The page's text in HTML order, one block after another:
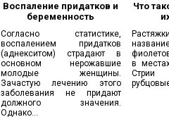
Воспаление придатков и
беременность
Согласно статистике,
воспалением придатков
(аднекситом) страдают в
основном нерожавшие
молодые женщины.
Зачастую лечению этого
заболевания не придают
должного значения.
Однако...
Что
в
Стрии